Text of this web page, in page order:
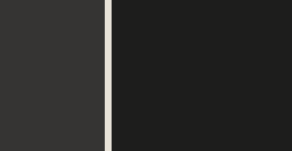
abraxas, bobby singer, jodie mills, donna hanscum, anna milton, charlie